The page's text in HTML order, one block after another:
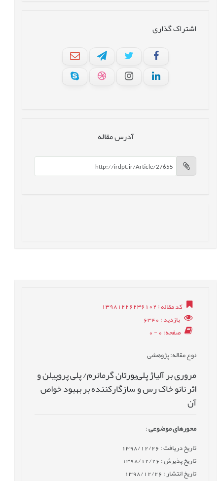
اشتراک گذاری
آدرس مقاله
کد مقاله: 13981226236102
بازدید: 6340
صفحه: 0 - 0
نوع مقاله: پژوهشی
مروری بر آلیاژ پلی‌یورتان گرمانرم/ پلی ‏پروپیلن و
اثر نانو خاک رس و سازگارکننده بر بهبود خواص
آن
محورهای موضوعی:
تاریخ دریافت : 1398/12/26
تاریخ پذیرش : 1398/12/26
تاریخ انتشار : 1398/12/26